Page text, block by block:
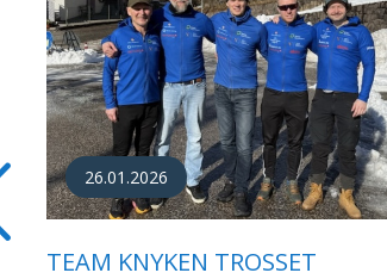
03.12.2015
TEAM KNYKEN OVER